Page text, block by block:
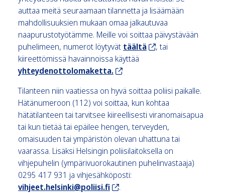
auttaa meitä seuraamaan tilannetta ja lisäämään
mahdollisuuksien mukaan omaa jalkautuvaa
naapurustotyötämme. Meille voi soittaa päivystävään
puhelimeen, numerot löytyvät täältä
, tai
kiireettömissä havainnoissa käyttää
yhteydenottolomaketta.
Tilanteen niin vaatiessa on hyvä soittaa poliisi paikalle.
Hätänumeroon (112) voi soittaa, kun kohtaa
hätätilanteen tai tarvitsee kiireellisesti viranomaisapua
tai kun tietää tai epäilee hengen, terveyden,
omaisuuden tai ympäristön olevan uhattuna tai
vaarassa. Lisäksi Helsingin poliisilaitoksella on
vihjepuhelin (ympärivuorokautinen puhelinvastaaja)
0295 417 931 ja vihjesähköposti:
vihjeet.helsinki@poliisi.fi
.